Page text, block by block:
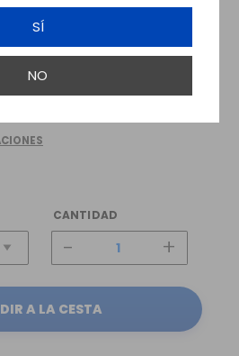
SÍ
NO
CANTIDAD
- +
A LA CESTA